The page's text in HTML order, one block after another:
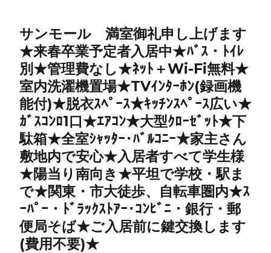
サンモール 満室御礼申し上げます
★来春卒業予定者入居中★ﾊﾞｽ・ﾄｲﾚ
別★管理費なし★ﾈｯﾄ＋Wi-Fi無料★
室内洗濯機置場★TVｲﾝﾀｰﾎﾝ(録画機
能付)★脱衣ｽﾍﾟｰｽ★ｷｯﾁﾝｽﾍﾟｰｽ広い★
ｶﾞｽｺﾝﾛ1口★ｴｱｺﾝ★大型ｸﾛｰｾﾞｯﾄ★下
駄箱★全室ｼｬｯﾀｰ･ﾊﾞﾙｺﾆｰ★家主さん
敷地内で安心★入居者すべて学生様
★陽当り南向き★平坦で学校・駅ま
で★関東・市大徒歩、自転車圏内★ｽ
ｰﾊﾟｰ・ﾄﾞﾗｯｸｽﾄｱｰ･ｺﾝﾋﾞﾆ・銀行・郵
便局そば★ご入居前に鍵交換します
(費用不要)★